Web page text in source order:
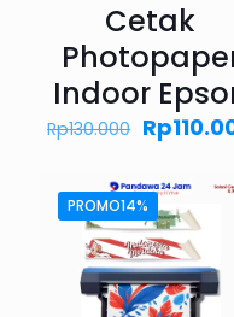
Cetak
Indoor
Rp130.000 Harga
aslinya
Rp
PROMO14%